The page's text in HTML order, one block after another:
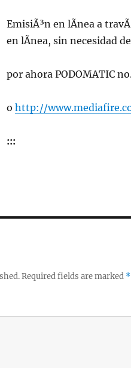
EmisiÃ³n en lÃ­nea a
en lÃ­nea, sin necesidad
por ahora PODOMATIC
o http://
:::
Required fields are marked *